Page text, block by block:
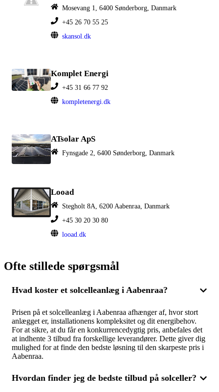
Mosevang 1, 6400 Sønderborg, Danmark
+45 26 70 55 25
skansol.dk
Komplet Energi
+45 31 66 77 92
kompletenergi.dk
ATsolar ApS
Fynsgade 2, 6400 Sønderborg, Danmark
Looad
Stegholt 8A, 6200 Aabenraa, Danmark
+45 30 20 30 80
looad.dk
Ofte stillede spørgsmål
Hvad koster et solcelleanlæg i Aabenraa?
Prisen på et solcelleanlæg i Aabenraa afhænger af, hvor stort
anlægget er, installationens kompleksitet og dit energibehov.
For at sikre, at du får en konkurrencedygtig pris, anbefales det
at indhente 3 tilbud fra forskellige leverandører. Dette giver dig
mulighed for at finde den bedste løsning til den skarpeste pris i
Aabenraa.
Hvordan finder jeg de bedste tilbud på solceller?